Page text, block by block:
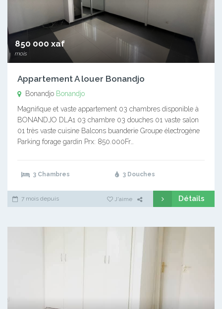
850 000 xaf
mois
Appartement A louer Bonandjo
Bonandjo Bonandjo
Magnifique et vaste appartement 03 chambres disponible à
BONANDJO DLA1 03 chambre 03 douches 01 vaste salon
01 très vaste cuisine Balcons buanderie Groupe électrogène
Parking forage gardin Prx: 850.000Fr…
3 Chambres 3 Douches
7 mois depuis J'aime Détails